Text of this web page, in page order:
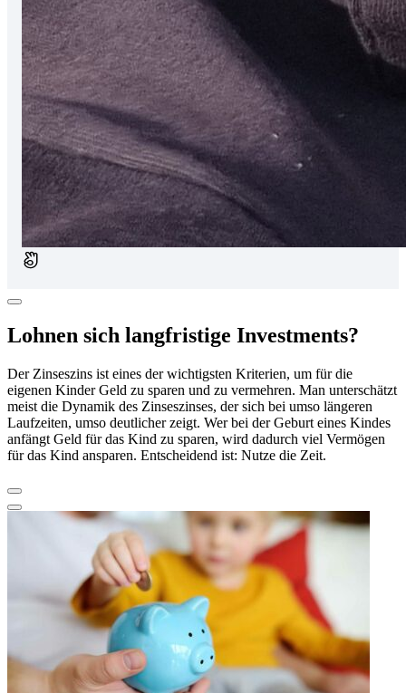
Lohnen sich langfristige Investments?
Der Zinseszins ist eines der wichtigsten Kriterien, um für die
eigenen Kinder Geld zu sparen und zu vermehren. Man unterschätzt
meist die Dynamik des Zinseszinses, der sich bei umso längeren
Laufzeiten, umso deutlicher zeigt. Wer bei der Geburt eines Kindes
anfängt Geld für das Kind zu sparen, wird dadurch viel Vermögen
für das Kind ansparen. Entscheidend ist: Nutze die Zeit.